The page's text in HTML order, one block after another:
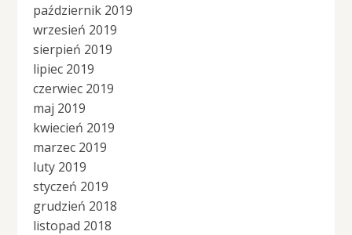
październik 2019
wrzesień 2019
sierpień 2019
lipiec 2019
czerwiec 2019
maj 2019
kwiecień 2019
marzec 2019
luty 2019
styczeń 2019
grudzień 2018
listopad 2018